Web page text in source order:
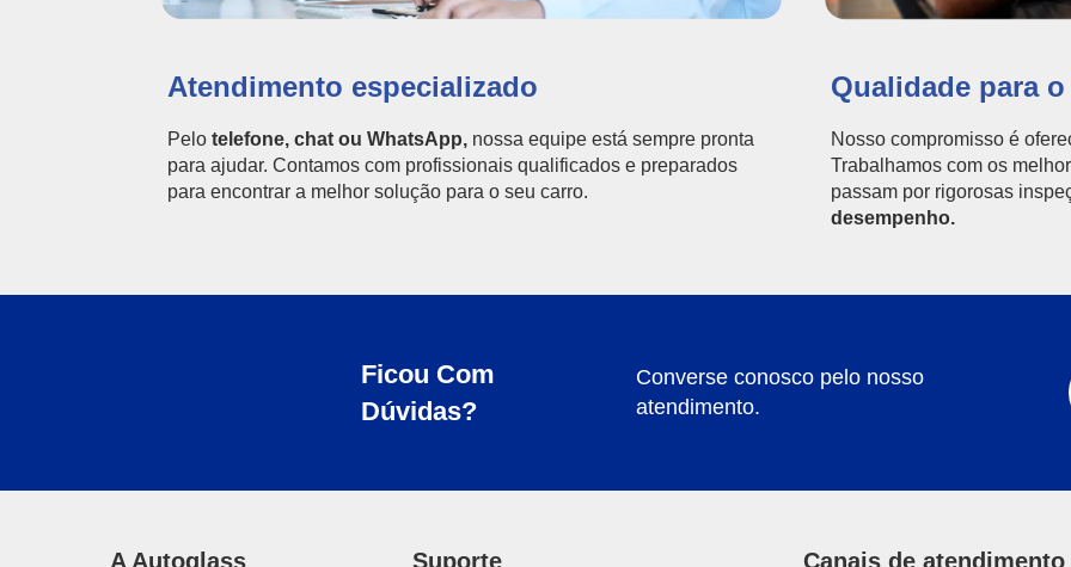
Atendimento especializado
Pelo telefone, chat ou WhatsApp, nossa equipe está sempre pronta
para ajudar. Contamos com profissionais qualificados e preparados
para encontrar a melhor solução para o seu carro.
Qualidade para
Nosso compromisso é
Trabalhamos com os
passam por rigorosas
desempenho.
Ficou Com
Dúvidas?
Converse conosco pelo nosso
atendimento.
Canais de atendimento
A Autoglass Suporte